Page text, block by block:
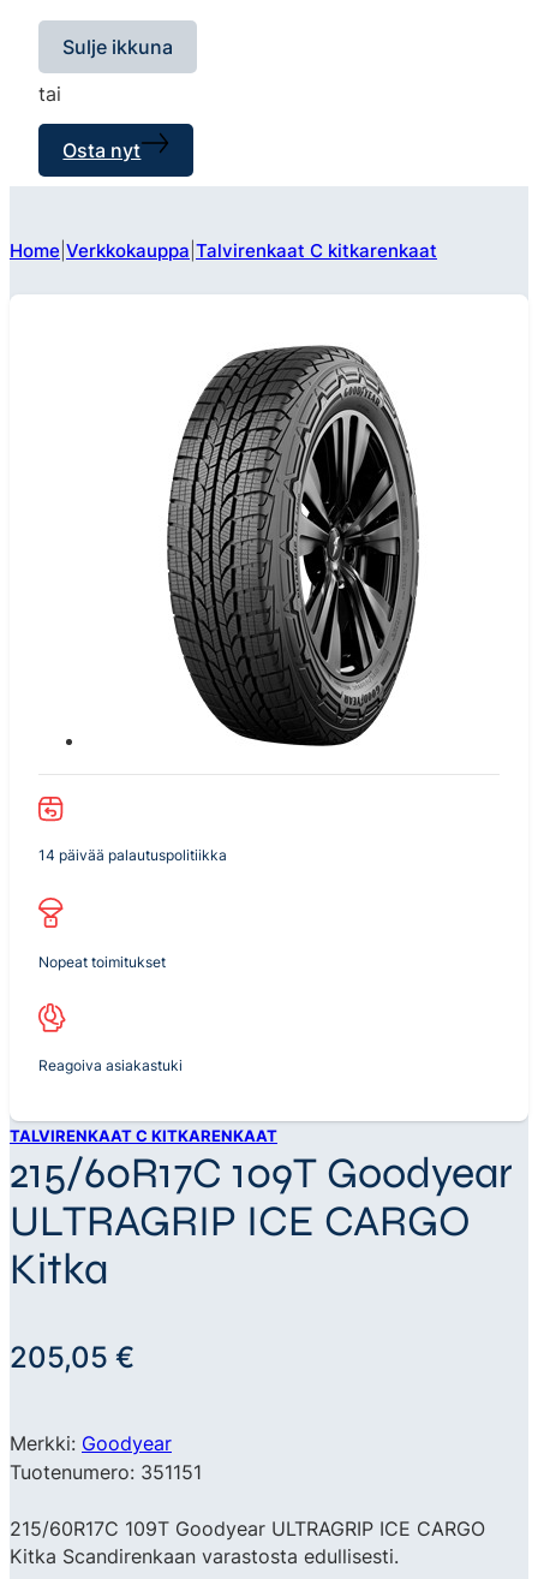
Sulje ikkuna
tai
Osta nyt
Home Verkkokauppa Talvirenkaat C kitkarenkaat
14 päivää palautuspolitiikka
Nopeat toimitukset
Reagoiva asiakastuki
TALVIRENKAAT C KITKARENKAAT
215/60R17C 109T Goodyear
ULTRAGRIP ICE CARGO
Kitka
205,05 €
Merkki: Goodyear
Tuotenumero: 351151
215/60R17C 109T Goodyear ULTRAGRIP ICE CARGO
Kitka Scandirenkaan varastosta edullisesti.